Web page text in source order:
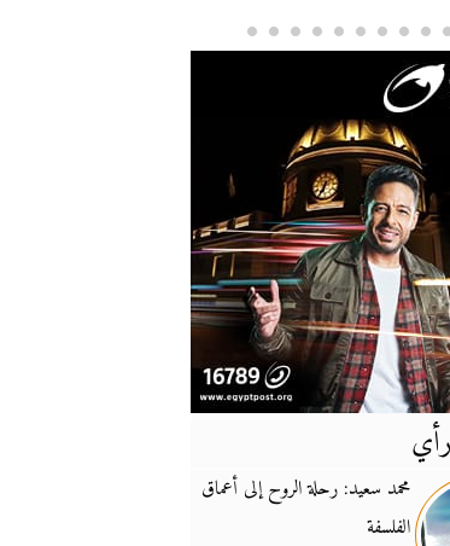
محمد سعيد: رحلة الروح إلى أعماق
الفلسفة